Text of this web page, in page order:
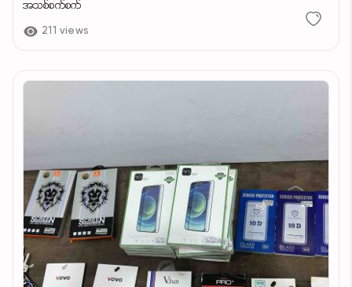
အသစ်စက်စက်
211 views